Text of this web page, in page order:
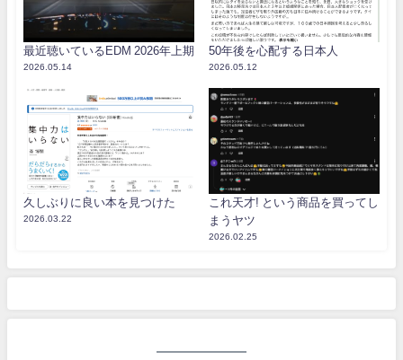
最近聴いているEDM 2026年上期
2026.05.14
50年後を心配する日本人
2026.05.12
久しぶりに良い本を見つけた
2026.03.22
これ天才! という商品を買ってし
まうヤツ
2026.02.25